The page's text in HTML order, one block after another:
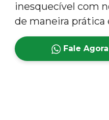
inesquecível com
de maneira prática
Fale